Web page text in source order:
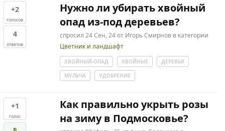
+2
голосов
4
ответов
Нужно ли убирать хвойный
опад из-под деревьев?
спросил 24 Сен, 24 от Игорь Смирнов в категории
Цветник и ландшафт
ХВОЙНЫЙ-ОПАД ХВОЙНЫЕ
ДЕРЕВЬЯ
МУЛЬЧА
УДОБРЕНИЕ
+1
голос
Как правильно укрыть розы
на зиму в Подмосковье?